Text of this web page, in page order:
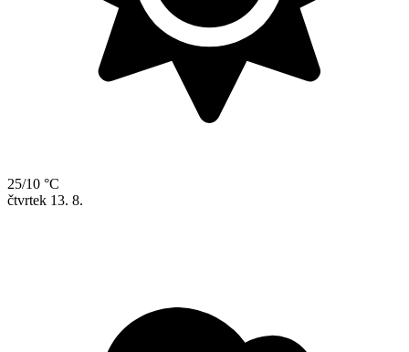
25/10 °C
čtvrtek 13. 8.